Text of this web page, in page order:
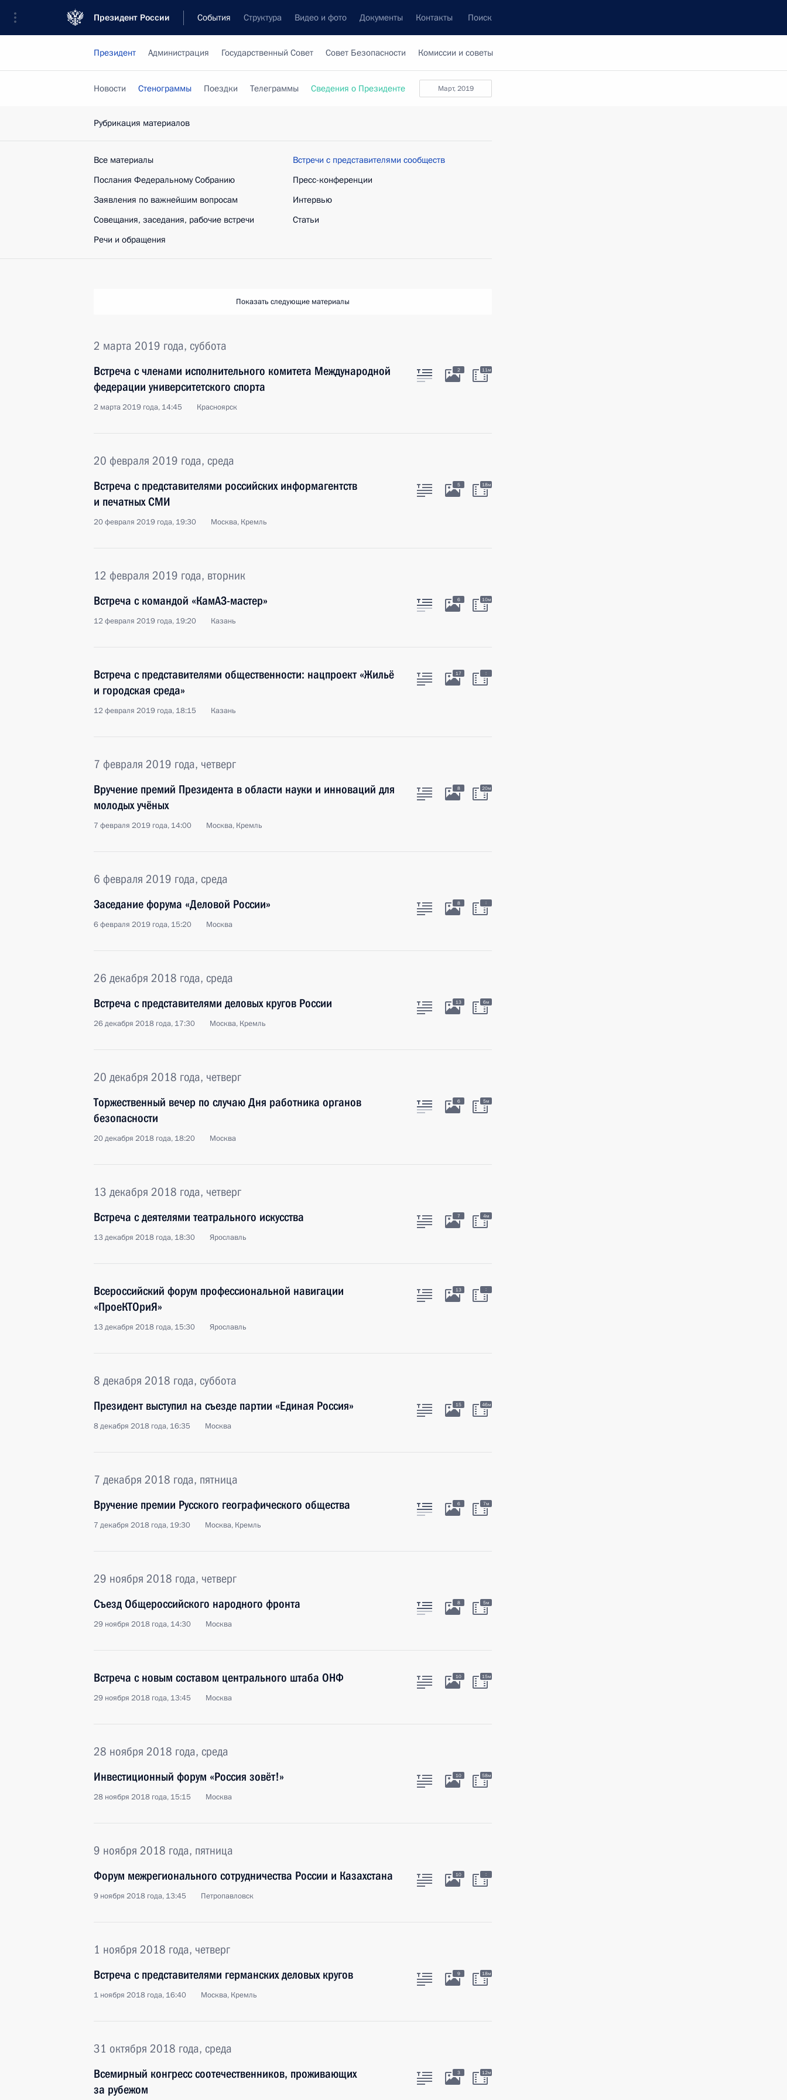
Президент России События Структура Видео и фото Документы Контакты Поиск
Президент Администрация Государственный Совет Совет Безопасности Комиссии и советы
март, 2019
Новости Стенограммы Поездки Телеграммы Сведения о Президенте
Рубрикация материалов
Все материалы
Послания Федеральному Собранию
Заявления по важнейшим вопросам
Совещания, заседания, рабочие встречи
Речи и обращения
Встречи с представителями сообществ
Пресс-конференции
Интервью
Статьи
Показать следующие материалы
2 марта 2019 года, суббота
Встреча с членами исполнительного комитета Международной
федерации университетского спорта
2 марта 2019 года, 14:45 Красноярск
2 11м
20 февраля 2019 года, среда
Встреча с представителями российских информагентств
и печатных СМИ
20 февраля 2019 года, 19:30 Москва, Кремль
5 18м
12 февраля 2019 года, вторник
Встреча с командой «КамАЗ-мастер»
12 февраля 2019 года, 19:20 Казань
6 10м
Встреча с представителями общественности: нацпроект «Жильё
и городская среда»
12 февраля 2019 года, 18:15 Казань
17 :
7 февраля 2019 года, четверг
Вручение премий Президента в области науки и инноваций для
молодых учёных
7 февраля 2019 года, 14:00 Москва, Кремль
8 20м
6 февраля 2019 года, среда
Заседание форума «Деловой России»
6 февраля 2019 года, 15:20 Москва
8 :
26 декабря 2018 года, среда
Встреча с представителями деловых кругов России
26 декабря 2018 года, 17:30 Москва, Кремль
13 6м
20 декабря 2018 года, четверг
Торжественный вечер по случаю Дня работника органов
безопасности
20 декабря 2018 года, 18:20 Москва
6 5м
13 декабря 2018 года, четверг
Встреча с деятелями театрального искусства
13 декабря 2018 года, 18:30 Ярославль
7 4м
Всероссийский форум профессиональной навигации
«ПроеКТОриЯ»
13 декабря 2018 года, 15:30 Ярославль
13 :
8 декабря 2018 года, суббота
Президент выступил на съезде партии «Единая Россия»
8 декабря 2018 года, 16:35 Москва
15 46м
7 декабря 2018 года, пятница
Вручение премии Русского географического общества
7 декабря 2018 года, 19:30 Москва, Кремль
6 7м
29 ноября 2018 года, четверг
Съезд Общероссийского народного фронта
29 ноября 2018 года, 14:30 Москва
8 5м
Встреча с новым составом центрального штаба ОНФ
29 ноября 2018 года, 13:45 Москва
10 15м
28 ноября 2018 года, среда
Инвестиционный форум «Россия зовёт!»
28 ноября 2018 года, 15:15 Москва
10 58м
9 ноября 2018 года, пятница
Форум межрегионального сотрудничества России и Казахстана
9 ноября 2018 года, 13:45 Петропавловск
10 :
1 ноября 2018 года, четверг
Встреча с представителями германских деловых кругов
1 ноября 2018 года, 16:40 Москва, Кремль
9 18м
31 октября 2018 года, среда
Всемирный конгресс соотечественников, проживающих
за рубежом
3 12м